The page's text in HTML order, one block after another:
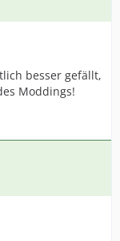
besser gefällt,
Moddings!